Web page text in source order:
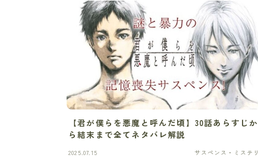
【君が僕らを悪魔と呼んだ頃】30話あらすじか
ら結末まで全てネタバレ解説
2025.07.15 サスペンス・ミステリ